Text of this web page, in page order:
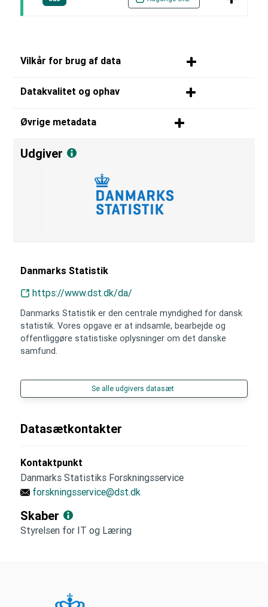
Vilkår for brug af data
Datakvalitet og ophav
Øvrige metadata
Udgiver
Danmarks Statistik
https://www.dst.dk/da/
Danmarks Statistik er den centrale myndighed for dansk
statistik. Vores opgave er at indsamle, bearbejde og
offentliggøre statistiske oplysninger om det danske
samfund.
Se alle udgivers datasæt
Datasætkontakter
Kontaktpunkt
Danmarks Statistiks Forskningsservice
forskningsservice@dst.dk
Skaber
Styrelsen for IT og Læring